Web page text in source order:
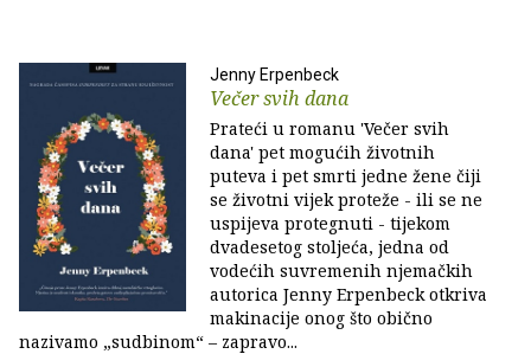
Jenny Erpenbeck
Večer svih dana
Prateći u romanu 'Večer svih
dana' pet mogućih životnih
puteva i pet smrti jedne žene čiji
se životni vijek proteže - ili se ne
uspijeva protegnuti - tijekom
dvadesetog stoljeća, jedna od
vodećih suvremenih njemačkih
autorica Jenny Erpenbeck otkriva
makinacije onog što obično
nazivamo „sudbinom“ – zapravo...